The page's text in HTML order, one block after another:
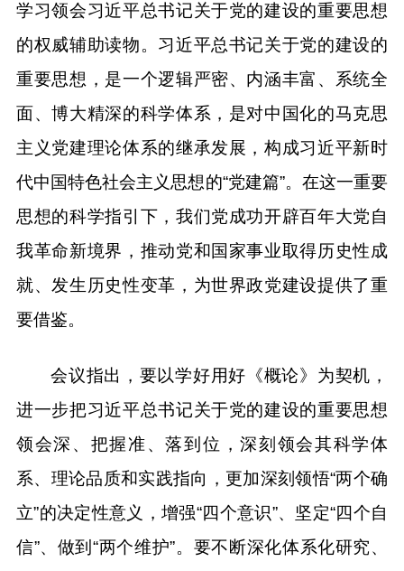
学习领会习近平总书记关于党的建设的重要思想
的权威辅助读物。习近平总书记关于党的建设的
重要思想，是一个逻辑严密、内涵丰富、系统全
面、博大精深的科学体系，是对中国化的马克思
主义党建理论体系的继承发展，构成习近平新时
代中国特色社会主义思想的“党建篇”。在这一重要
思想的科学指引下，我们党成功开辟百年大党自
我革命新境界，推动党和国家事业取得历史性成
就、发生历史性变革，为世界政党建设提供了重
要借鉴。
会议指出，要以学好用好《概论》为契机，
进一步把习近平总书记关于党的建设的重要思想
领会深、把握准、落到位，深刻领会其科学体
系、理论品质和实践指向，更加深刻领悟“两个确
立”的决定性意义，增强“四个意识”、坚定“四个自
信”、做到“两个维护”。要不断深化体系化研究、